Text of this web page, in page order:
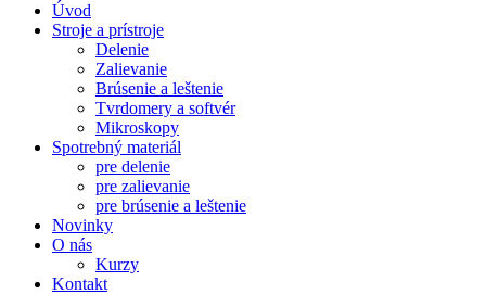
Úvod
Stroje a prístroje
Delenie
Zalievanie
Brúsenie a leštenie
Tvrdomery a softvér
Mikroskopy
Spotrebný materiál
pre delenie
pre zalievanie
pre brúsenie a leštenie
Novinky
O nás
Kurzy
Kontakt